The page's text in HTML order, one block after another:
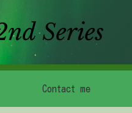
Contact me